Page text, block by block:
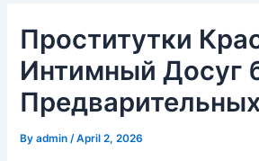
Проститутки
Интимный Досуг
Byadmin/April 2, 2026